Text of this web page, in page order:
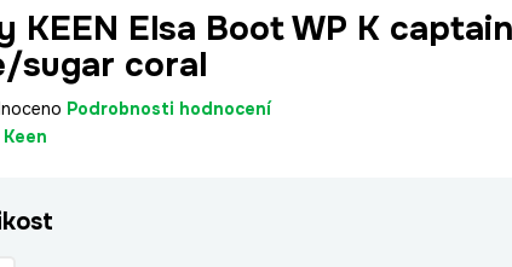
KEEN Elsa Boot WP K
sugar coral
Podrobnosti hodnocení
Keen